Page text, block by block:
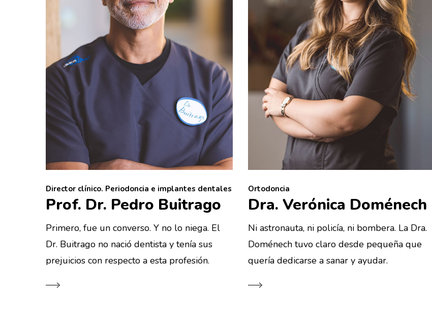
Director clínico. Periodoncia e implantes dentales
Prof. Dr. Pedro Buitrago
Primero, fue un converso. Y no lo niega. El
Dr. Buitrago no nació dentista y tenía sus
prejuicios con respecto a esta profesión.
Ortodoncia
Dra. Verónica Doménech
Ni astronauta, ni policía, ni bombera. La Dra.
Doménech tuvo claro desde pequeña que
quería dedicarse a sanar y ayudar.